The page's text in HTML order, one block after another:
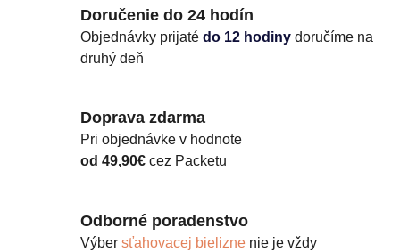
Doručenie do 24 hodín
Objednávky prijaté do 12 hodiny doručíme na
druhý deň
Doprava zdarma
Pri objednávke v hodnote
od 49,90€ cez Packetu
Odborné poradenstvo
Výber sťahovacej bielizne nie je vždy